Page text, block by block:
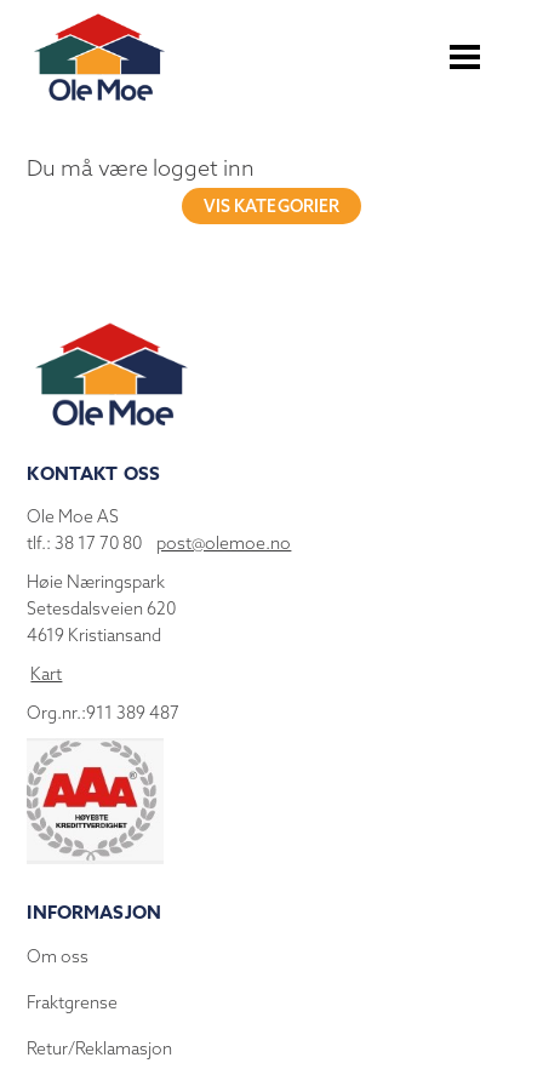
Du må være logget inn
VIS KATEGORIER
KONTAKT OSS
Ole Moe AS
tlf.: 38 17 70 80 post@olemoe.no
Høie Næringspark
Setesdalsveien 620
4619 Kristiansand
Kart
Org.nr.:911 389 487
INFORMASJON
Om oss
Fraktgrense
Retur/Reklamasjon